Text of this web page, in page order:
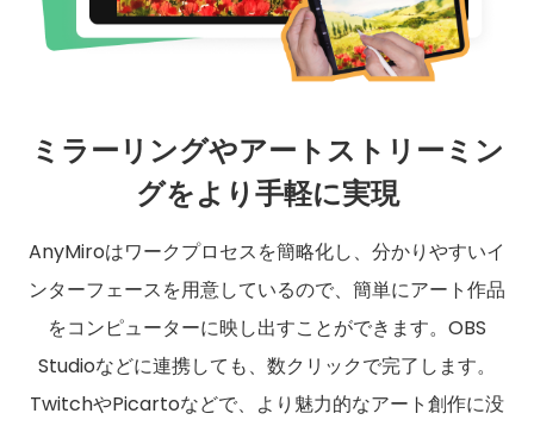
ミラーリングやアートストリーミン
グをより手軽に実現
AnyMiroはワークプロセスを簡略化し、分かりやすいイ
ンターフェースを用意しているので、簡単にアート作品
をコンピューターに映し出すことができます。OBS
Studioなどに連携しても、数クリックで完了します。
TwitchやPicartoなどで、より魅力的なアート創作に没